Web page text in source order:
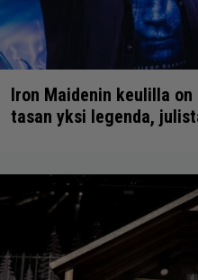
Iron Maidenin keulilla
tasan yksi legenda,